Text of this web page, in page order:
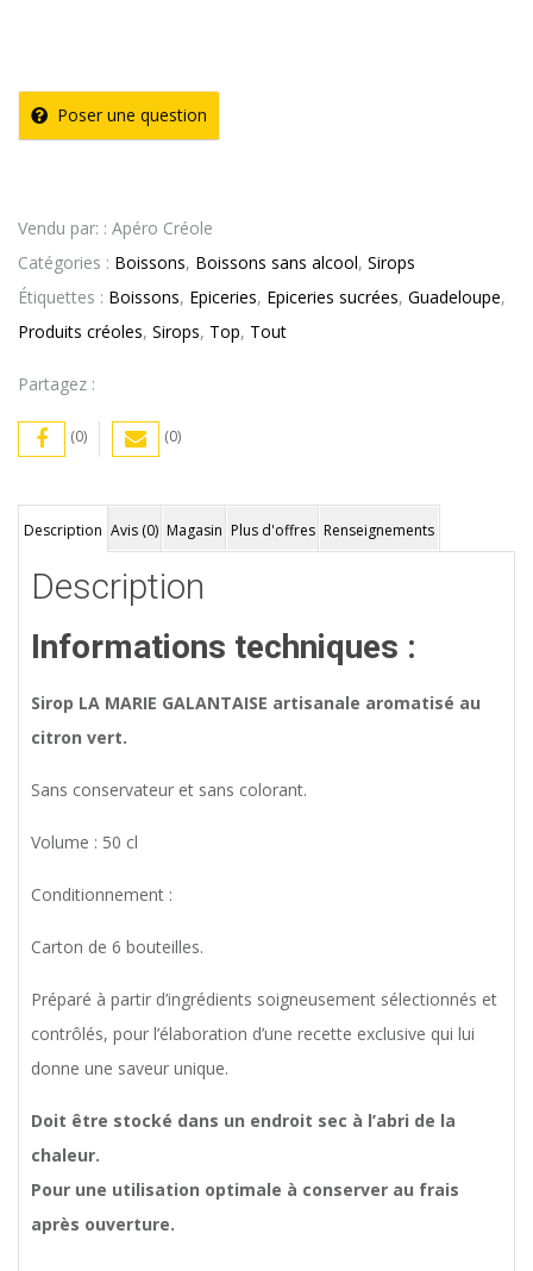
Poser une question
Vendu par: : Apéro Créole
Catégories : Boissons, Boissons sans alcool, Sirops
Étiquettes : Boissons, Epiceries, Epiceries sucrées, Guadeloupe,
Produits créoles, Sirops, Top, Tout
Partagez :
(0) (0)
Description Avis (0) Magasin Plus d'offres Renseignements
Description
Informations techniques :
Sirop LA MARIE GALANTAISE artisanale aromatisé au
citron vert.
Sans conservateur et sans colorant.
Volume : 50 cl
Conditionnement :
Carton de 6 bouteilles.
Préparé à partir d’ingrédients soigneusement sélectionnés et
contrôlés, pour l’élaboration d’une recette exclusive qui lui
donne une saveur unique.
Doit être stocké dans un endroit sec à l’abri de la
chaleur.
Pour une utilisation optimale à conserver au frais
après ouverture.